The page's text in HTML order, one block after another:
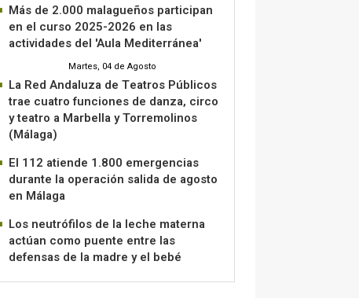
Más de 2.000 malagueños participan
en el curso 2025-2026 en las
actividades del 'Aula Mediterránea'
Martes, 04 de Agosto
La Red Andaluza de Teatros Públicos
trae cuatro funciones de danza, circo
y teatro a Marbella y Torremolinos
(Málaga)
El 112 atiende 1.800 emergencias
durante la operación salida de agosto
en Málaga
Los neutrófilos de la leche materna
actúan como puente entre las
defensas de la madre y el bebé